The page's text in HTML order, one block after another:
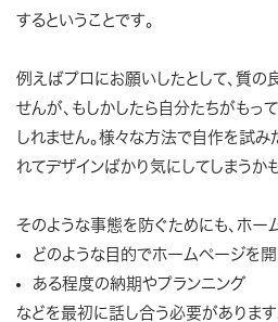
するということです。
例えばプロにお願いしたとして、質の
せんが、もしかしたら自分たちがもっ
しれません。様々な方法で自作を試み
れてデザインばかり気にしてしまうか
そのような事態を防ぐためにも、ホ
どのような目的でホームページを
ある程度の納期やプランニング
などを最初に話し合う必要があります